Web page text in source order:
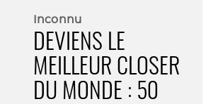
Inconnu
DEVIENS LE
MEILLEUR CLOSER
DU MONDE : 50